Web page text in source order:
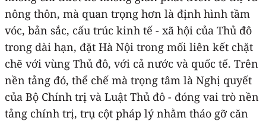
nông thôn, mà quan trọng hơn là định hình tầm
vóc, bản sắc, cấu trúc kinh tế - xã hội của Thủ đô
trong dài hạn, đặt Hà Nội trong mối liên kết chặt
chẽ với vùng Thủ đô, với cả nước và quốc tế. Trên
nền tảng đó, thể chế mà trọng tâm là Nghị quyết
của Bộ Chính trị và Luật Thủ đô - đóng vai trò nền
tảng chính trị, trụ cột pháp lý nhằm tháo gỡ căn